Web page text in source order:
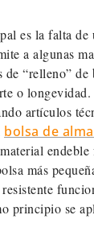
es la falta de
a algunas
de “relleno” de
o longevidad.
artículos
bolsa de
más
principio se